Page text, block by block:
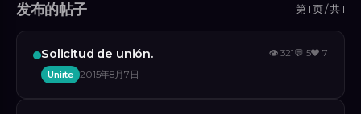
发布的帖子 第 1 页 / 共 1
Solicitud de unión.
Unirte 2015年8月7日
👁321💬 5❤️7